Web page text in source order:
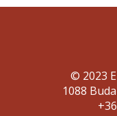
© 2023
1088